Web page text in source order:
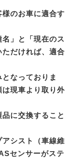
のお車に適合す
」と「現在のス
だければ、適合
なっておりま
現車より取り外
に交換すること
シスト（車線維
センサーがステ